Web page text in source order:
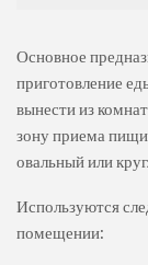
Основное
приготовление
вынести из
зону приема пищи
овальный или
Используются
помещении: